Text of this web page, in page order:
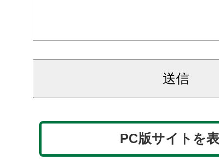
PC版サイトを